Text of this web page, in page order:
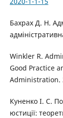
Бахрах Д. Н.
Winkler R.
Good Practice
Administration.
Куненко І. С.
юстиції: